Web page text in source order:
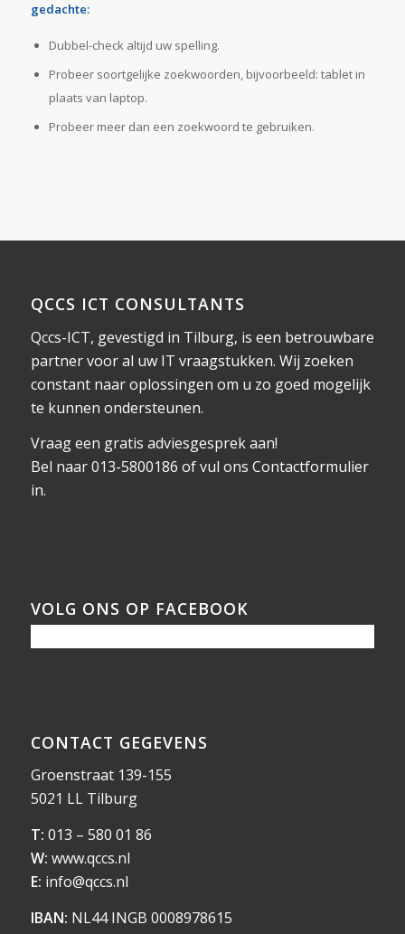
gedachte:
Dubbel-check altijd uw spelling.
Probeer soortgelijke zoekwoorden, bijvoorbeeld: tablet in
plaats van laptop.
Probeer meer dan een zoekwoord te gebruiken.
QCCS ICT CONSULTANTS
Qccs-ICT, gevestigd in Tilburg, is een betrouwbare
partner voor al uw IT vraagstukken. Wij zoeken
constant naar oplossingen om u zo goed mogelijk
te kunnen ondersteunen.
Vraag een gratis adviesgesprek aan!
Bel naar 013-5800186 of vul ons Contactformulier
in.
VOLG ONS OP FACEBOOK
CONTACT GEGEVENS
Groenstraat 139-155
5021 LL Tilburg
T: 013 – 580 01 86
W: www.qccs.nl
E: info@qccs.nl
IBAN: NL44 INGB 0008978615